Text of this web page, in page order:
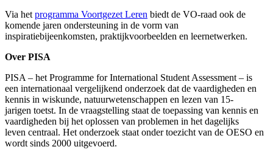
Via het programma Voortgezet Leren biedt de VO-raad ook de
komende jaren ondersteuning in de vorm van
inspiratiebijeenkomsten, praktijkvoorbeelden en leernetwerken.
Over PISA
PISA – het Programme for International Student Assessment – is
een internationaal vergelijkend onderzoek dat de vaardigheden en
kennis in wiskunde, natuurwetenschappen en lezen van 15-
jarigen toetst. In de vraagstelling staat de toepassing van kennis en
vaardigheden bij het oplossen van problemen in het dagelijks
leven centraal. Het onderzoek staat onder toezicht van de OESO en
wordt sinds 2000 uitgevoerd.